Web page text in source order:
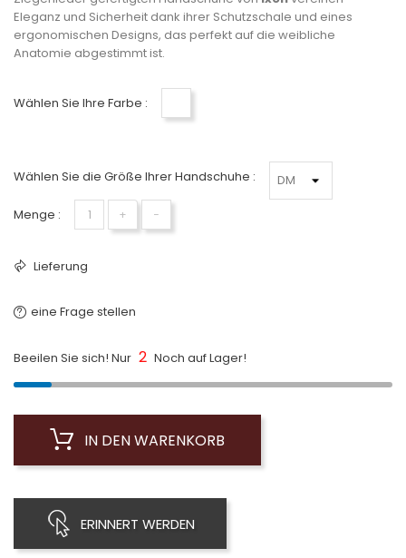
Eleganz und Sicherheit dank ihrer Schutzschale und eines
ergonomischen Designs, das perfekt auf die weibliche
Anatomie abgestimmt ist.
Wählen Sie Ihre Farbe :
Wählen Sie die Größe Ihrer Handschuhe :
Menge : + −
Lieferung
eine Frage stellen
Beeilen Sie sich! Nur 2 Noch auf Lager!
IN DEN WARENKORB
ERINNERT WERDEN